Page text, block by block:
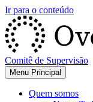
Ir para o conteúdo
Comitê de Supervisão
Menu Principal
Quem somos